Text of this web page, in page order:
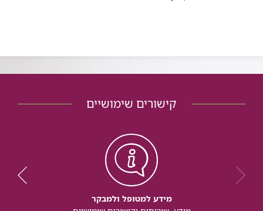
קישורים שימושיים
מידע למטופל ולמבקר